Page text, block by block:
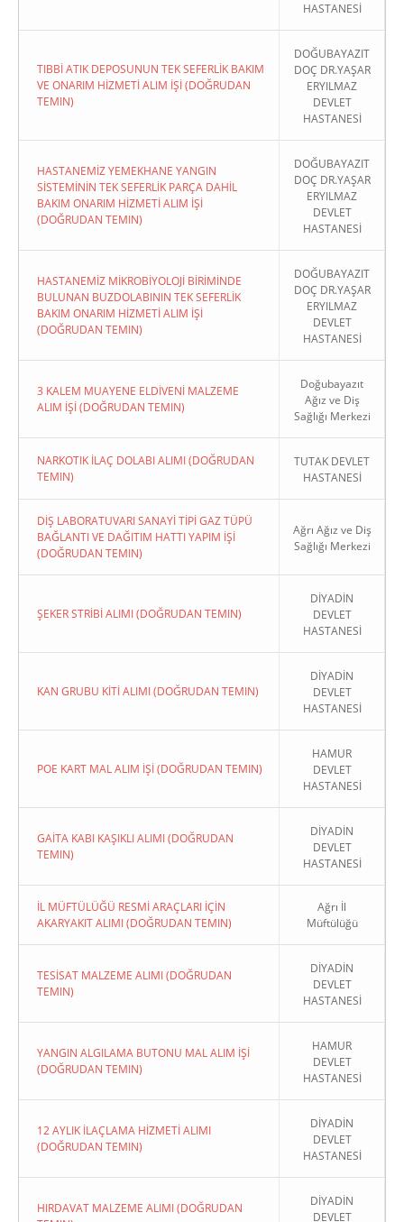
HASTANESİ
TIBBİ ATIK DEPOSUNUN TEK SEFERLİK BAKIM
VE ONARIM HİZMETİ ALIM İŞİ (DOĞRUDAN
TEMIN)
DOĞUBAYAZIT
DOÇ DR.YAŞAR
ERYILMAZ
DEVLET
HASTANESİ
HASTANEMİZ YEMEKHANE YANGIN
SİSTEMİNİN TEK SEFERLİK PARÇA DAHİL
BAKIM ONARIM HİZMETİ ALIM İŞİ
(DOĞRUDAN TEMIN)
DOĞUBAYAZIT
DOÇ DR.YAŞAR
ERYILMAZ
DEVLET
HASTANESİ
HASTANEMİZ MİKROBİYOLOJİ BİRİMİNDE
BULUNAN BUZDOLABININ TEK SEFERLİK
BAKIM ONARIM HİZMETİ ALIM İŞİ
(DOĞRUDAN TEMIN)
DOĞUBAYAZIT
DOÇ DR.YAŞAR
ERYILMAZ
DEVLET
HASTANESİ
3 KALEM MUAYENE ELDİVENİ MALZEME
ALIM İŞİ (DOĞRUDAN TEMIN)
Doğubayazıt
Ağız ve Diş
Sağlığı Merkezi
NARKOTIK İLAÇ DOLABI ALIMI (DOĞRUDAN
TEMIN)
TUTAK DEVLET
HASTANESİ
DİŞ LABORATUVARI SANAYİ TİPİ GAZ TÜPÜ
BAĞLANTI VE DAĞITIM HATTI YAPIM İŞİ
(DOĞRUDAN TEMIN)
Ağrı Ağız ve Diş
Sağlığı Merkezi
ŞEKER STRİBİ ALIMI (DOĞRUDAN TEMIN)
DİYADİN
DEVLET
HASTANESİ
KAN GRUBU KİTİ ALIMI (DOĞRUDAN TEMIN)
DİYADİN
DEVLET
HASTANESİ
POE KART MAL ALIM İŞİ (DOĞRUDAN TEMIN)
HAMUR
DEVLET
HASTANESİ
GAİTA KABI KAŞIKLI ALIMI (DOĞRUDAN
TEMIN)
DİYADİN
DEVLET
HASTANESİ
İL MÜFTÜLÜĞÜ RESMİ ARAÇLARI İÇİN
AKARYAKIT ALIMI (DOĞRUDAN TEMIN)
Ağrı İl
Müftülüğü
TESİSAT MALZEME ALIMI (DOĞRUDAN
TEMIN)
DİYADİN
DEVLET
HASTANESİ
YANGIN ALGILAMA BUTONU MAL ALIM İŞİ
(DOĞRUDAN TEMIN)
HAMUR
DEVLET
HASTANESİ
12 AYLIK İLAÇLAMA HİZMETİ ALIMI
(DOĞRUDAN TEMIN)
DİYADİN
DEVLET
HASTANESİ
HIRDAVAT MALZEME ALIMI (DOĞRUDAN
DİYADİN
DEVLET